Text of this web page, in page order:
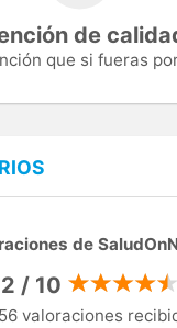
de
que si fueras
de
/ 10
valoraciones